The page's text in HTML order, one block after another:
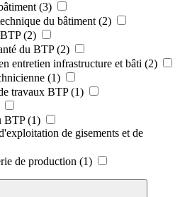
(3)
du bâtiment (2)
(2)
du BTP (2)
entretien infrastructure et bâti (2)
(1)
travaux BTP (1)
BTP (1)
de gisements et de
de production (1)